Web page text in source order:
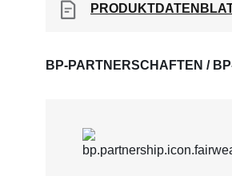
BP-PARTNERSCHAFTEN /